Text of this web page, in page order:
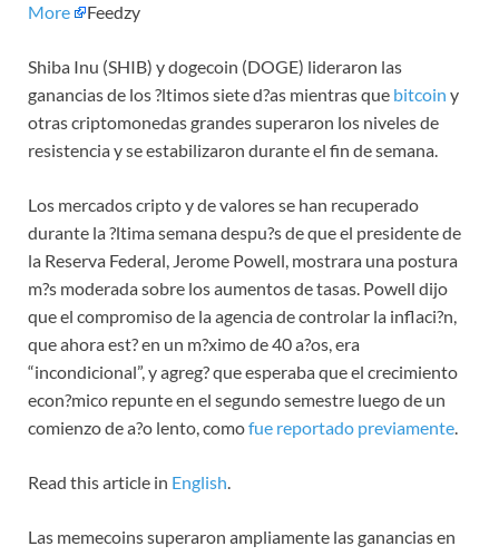
More
Feedzy
Shiba Inu (SHIB) y dogecoin (DOGE) lideraron las
ganancias de los ?ltimos siete d?as mientras que bitcoin y
otras criptomonedas grandes superaron los niveles de
resistencia y se estabilizaron durante el fin de semana.
Los mercados cripto y de valores se han recuperado
durante la ?ltima semana despu?s de que el presidente de
la Reserva Federal, Jerome Powell, mostrara una postura
m?s moderada sobre los aumentos de tasas. Powell dijo
que el compromiso de la agencia de controlar la inflaci?n,
que ahora est? en un m?ximo de 40 a?os, era
“incondicional”, y agreg? que esperaba que el crecimiento
econ?mico repunte en el segundo semestre luego de un
comienzo de a?o lento, comofue reportado previamente.
Read this article in English.
Las memecoins superaron ampliamente las ganancias en